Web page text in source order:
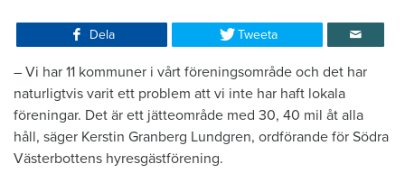
Dela Tweeta
– Vi har 11 kommuner i vårt föreningsområde och det har
naturligtvis varit ett problem att vi inte har haft lokala
föreningar. Det är ett jätteområde med 30, 40 mil åt alla
håll, säger Kerstin Granberg Lundgren, ordförande för Södra
Västerbottens hyresgästförening.